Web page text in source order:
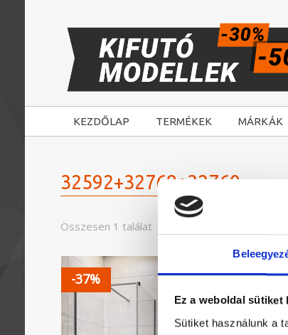
Ez a weboldal sütiket
Sütiket használunk a
KEZDŐLAP TERMÉKEK MÁRKÁK
32592+32768+32760
Összesen 1 találat
-37%